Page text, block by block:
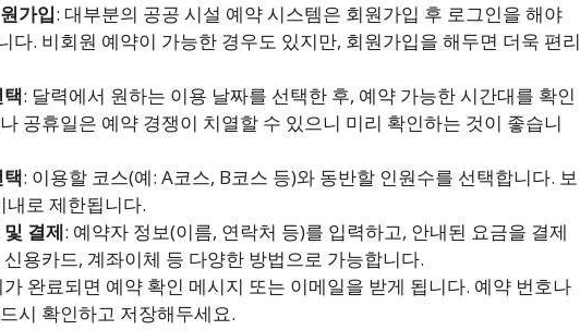
가입: 대부분의 공공 시설 예약 시스템은 회원가입 후 로그인을 해야
다. 비회원 예약이 가능한 경우도 있지만, 회원가입을 해두면 더욱 편리
: 달력에서 원하는 이용 날짜를 선택한 후, 예약 가능한 시간대를 확인
공휴일은 예약 경쟁이 치열할 수 있으니 미리 확인하는 것이 좋습니
: 이용할 코스(예: A코스, B코스 등)와 동반할 인원수를 선택합니다. 보
내로 제한됩니다.
결제: 예약자 정보(이름, 연락처 등)를 입력하고, 안내된 요금을 결제
용카드, 계좌이체 등 다양한 방법으로 가능합니다.
가 완료되면 예약 확인 메시지 또는 이메일을 받게 됩니다. 예약 번호나
시 확인하고 저장해두세요.